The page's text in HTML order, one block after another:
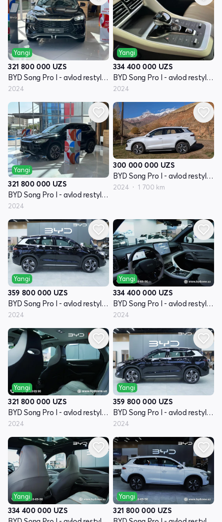
Yangi
321 800 000 UZS
BYD Song Pro I - avlod restyling
2024
Yangi
334 400 000 UZS
BYD Song Pro I - avlod restyling
2024
Yangi
321 800 000 UZS
BYD Song Pro I - avlod restyling
2024
300 000 000 UZS
BYD Song Pro I - avlod restyling
2024 1 700 km
Yangi
359 800 000 UZS
BYD Song Pro I - avlod restyling
2024
Yangi
334 400 000 UZS
BYD Song Pro I - avlod restyling
2024
Yangi
321 800 000 UZS
BYD Song Pro I - avlod restyling
2024
Yangi
359 800 000 UZS
BYD Song Pro I - avlod restyling
2024
Yangi
334 400 000 UZS
Yangi
321 800 000 UZS